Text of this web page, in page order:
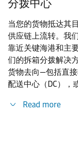
分拨中心
当您的货物抵达其
供应链上流转。我
靠近关键海港和主
们的拆箱分拨解决
货物去向—包括直
配送中心（DC），
Read more